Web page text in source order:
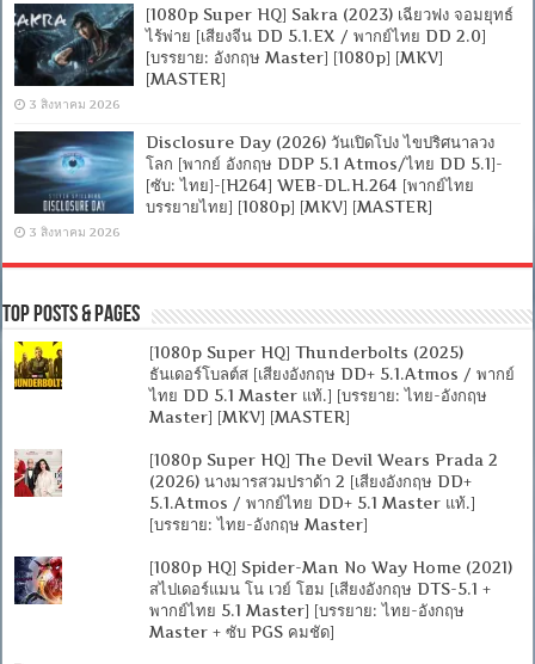
[1080p Super HQ] Sakra (2023) เฉียวฟง จอมยุทธ์
ไร้พ่าย [เสียงจีน DD 5.1.EX / พากย์ไทย DD 2.0]
[บรรยาย: อังกฤษ Master] [1080p] [MKV]
[MASTER]
3 สิงหาคม 2026
Disclosure Day (2026) วันเปิดโปง ไขปริศนาลวง
โลก [พากย์ อังกฤษ DDP 5.1 Atmos/ไทย DD 5.1]-
[ซับ: ไทย]-[H264] WEB-DL.H.264 [พากย์ไทย
บรรยายไทย] [1080p] [MKV] [MASTER]
3 สิงหาคม 2026
Top Posts & Pages
[1080p Super HQ] Thunderbolts (2025)
ธันเดอร์โบลต์ส [เสียงอังกฤษ DD+ 5.1.Atmos / พากย์
ไทย DD 5.1 Master แท้.] [บรรยาย: ไทย-อังกฤษ
Master] [MKV] [MASTER]
[1080p Super HQ] The Devil Wears Prada 2
(2026) นางมารสวมปราด้า 2 [เสียงอังกฤษ DD+
5.1.Atmos / พากย์ไทย DD+ 5.1 Master แท้.]
[บรรยาย: ไทย-อังกฤษ Master]
[1080p HQ] Spider-Man No Way Home (2021)
สไปเดอร์แมน โน เวย์ โฮม [เสียงอังกฤษ DTS-5.1 +
พากย์ไทย 5.1 Master] [บรรยาย: ไทย-อังกฤษ
Master + ซับ PGS คมชัด]